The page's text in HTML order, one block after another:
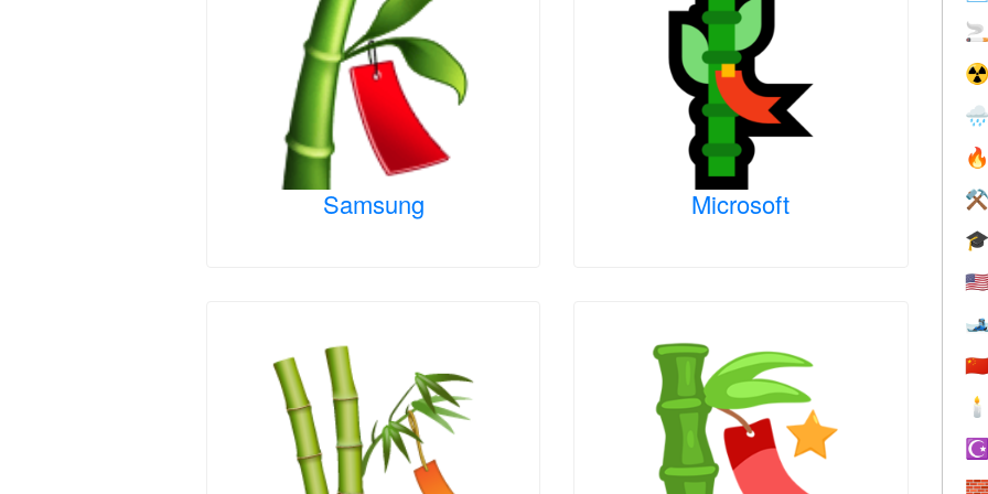
Samsung Microsoft
🚬
☢️
🌧
🔥
⚒️
🎓
🇺🇸
🎿
🇨🇳
🕯
☪️